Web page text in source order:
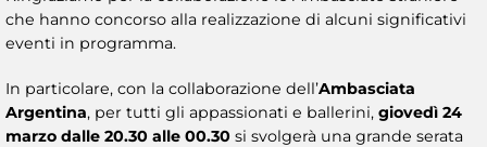
che hanno concorso alla realizzazione di alcuni significativi
eventi in programma.
In particolare, con la collaborazione dell’Ambasciata
Argentina, per tutti gli appassionati e ballerini, giovedì 24
marzo dalle 20.30 alle 00.30 si svolgerà una grande serata